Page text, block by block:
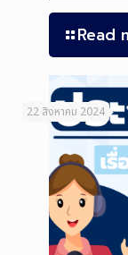
Read
22 สิงหาคม 2024